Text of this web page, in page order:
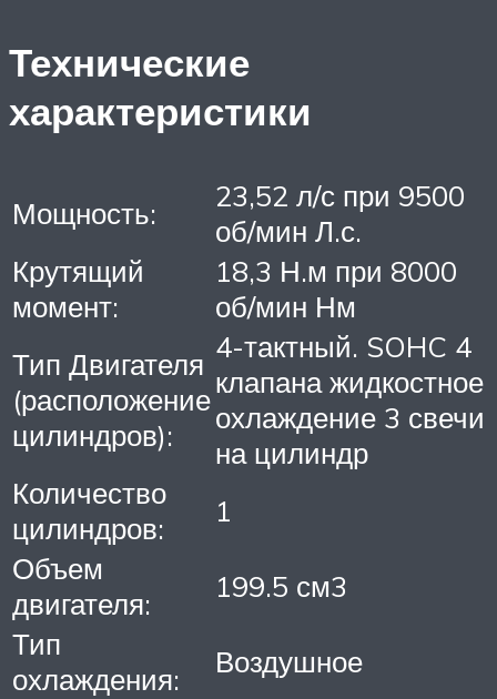
Технические
характеристики
Мощность:
23,52 л/с при 9500
об/мин Л.с.
Крутящий
момент:
18,3 Н.м при 8000
об/мин Нм
Тип Двигателя
(расположение
цилиндров):
4-тактный. SOHC 4
клапана жидкостное
охлаждение 3 свечи
на цилиндр
Количество
цилиндров:
1
Объем
двигателя:
199.5 см3
Тип
охлаждения:
Воздушное